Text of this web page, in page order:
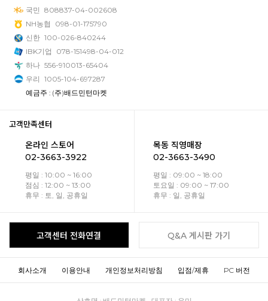
국민 808837-04-002608
NH농협
098-01-175790
신한 100-026-840244
IBK기업
078-151498-04-012
하나 556-910013-65404
우리 1005-104-697287
예금주 : (주)배드민턴마켓
고객만족센터
온라인 스토어
02-3663-3922
평일 : 10:00 ~ 16:00
점심 : 12:00 ~ 13:00
휴무 : 토, 일, 공휴일
목동 직영매장
02-3663-3490
평일 : 09:00 ~ 18:00
토요일 : 09:00 ~ 17:00
휴무 : 일, 공휴일
고객센터 전화연결 Q&A 게시판 가기
회사소개 이용안내 개인정보처리방침 입점/제휴 PC 버전